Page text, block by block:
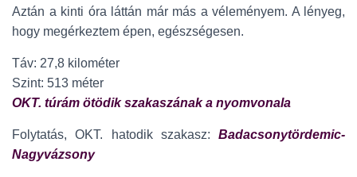
Aztán a kinti óra láttán már más a véleményem. A lényeg,
hogy megérkeztem épen, egészségesen.
Táv: 27,8 kilométer
Szint: 513 méter
OKT. túrám ötödik szakaszának a nyomvonala
Folytatás, OKT. hatodik szakasz: Badacsonytördemic-
Nagyvázsony